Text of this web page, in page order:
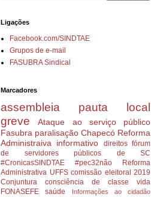
Ligações
Facebook.com/SINDTAE
Grupos de e-mail
FASUBRA Sindical
Marcadores
assembleia
pauta local
greve
Ataque ao serviço público
Fasubra paralisação Chapecó Reforma
Administraiva
informativo direitos fórum
de servidores públicos de SC
#CronicasSINDTAE
#pec32não
Reforma
Administrativa UFFS comissão eleitoral 2019
Conjuntura
consciência de classe
vida
FONASEFE
saúde
Informações ao cidadão